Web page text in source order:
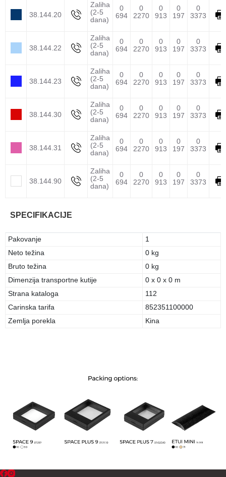
38.144.20
Zaliha
(2-5
dana)
0
694
0
2270
0
913
0
197
0
3373
38.144.22
Zaliha
(2-5
dana)
0
694
0
2270
0
913
0
197
0
3373
38.144.23
Zaliha
(2-5
dana)
0
694
0
2270
0
913
0
197
0
3373
38.144.30
Zaliha
(2-5
dana)
0
694
0
2270
0
913
0
197
0
3373
38.144.31
Zaliha
(2-5
dana)
0
694
0
2270
0
913
0
197
0
3373
38.144.90
Zaliha
(2-5
dana)
0
694
0
2270
0
913
0
197
0
3373
SPECIFIKACIJE
Pakovanje
1
Neto težina
0 kg
Bruto težina
0 kg
Dimenzija transportne kutije
0 x 0 x 0 m
Strana kataloga
112
Carinska tarifa
852351100000
Zemlja porekla
Kina